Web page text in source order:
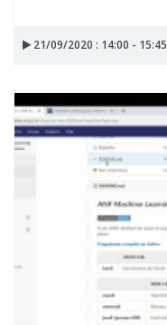
21/09/2020 : 14:00 - 15:45